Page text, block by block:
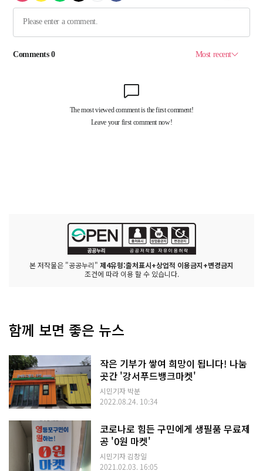
본 저작물은 "공공누리" 제4유형:출처표시+상업적 이용금지+변경금지
조건에 따라 이용 할 수 있습니다.
함께 보면 좋은 뉴스
작은 기부가 쌓여 희망이 됩니다! 나눔
곳간 '강서푸드뱅크마켓'
시민기자 박분
2022.08.24. 10:34
코로나로 힘든 구민에게 생필품 무료제
공 '0원 마켓'
시민기자 김창일
2021.02.03. 16:05